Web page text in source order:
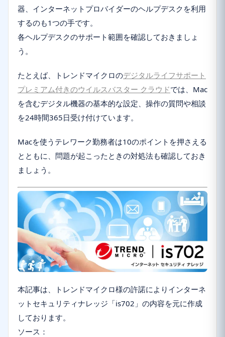
器、インターネットプロバイダーのヘルプデスクを利用
するのも1つの手です。
各ヘルプデスクのサポート範囲を確認しておきましょ
う。
たとえば、トレンドマイクロのデジタルライフサポート
プレミアム付きのウイルスバスター クラウドでは、Mac
を含むデジタル機器の基本的な設定、操作の質問や相談
を24時間365日受け付けています。
Macを使うテレワーク勤務者は10のポイントを押さえる
とともに、問題が起こったときの対処法も確認しておき
ましょう。
本記事は、トレンドマイクロ様の許諾によりインターネ
ットセキュリティナレッジ「is702」の内容を元に作成
しております。
ソース：